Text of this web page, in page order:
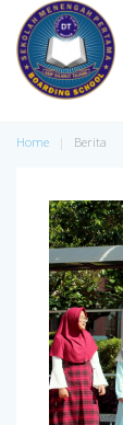
Home Berita